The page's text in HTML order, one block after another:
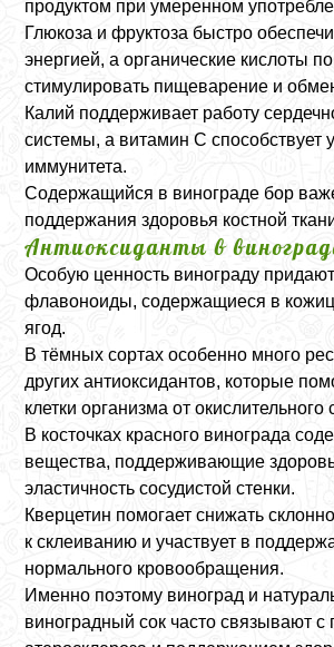
продуктом при умеренном
Глюкоза и фруктоза быстро
энергией, а органические кислоты
стимулировать пищеварение и
Калий поддерживает работу
системы, а витамин C способствует
иммунитета.
Содержащийся в винограде бор
поддержания здоровья костной
Антиоксиданты в
Особую ценность винограду
флавоноиды, содержащиеся в
ягод.
В тёмных сортах особенно много
других антиоксидантов, которые
клетки организма от окислительного
В косточках красного винограда
вещества, поддерживающие
эластичность сосудистой стенки.
Кверцетин помогает снижать
к склеиванию и участвует в
нормального кровообращения.
Именно поэтому виноград и
виноградный сок часто связывают с